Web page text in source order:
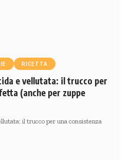
RICETTA
e vellutata: il trucco per
(anche per zuppe
il trucco per una consistenza